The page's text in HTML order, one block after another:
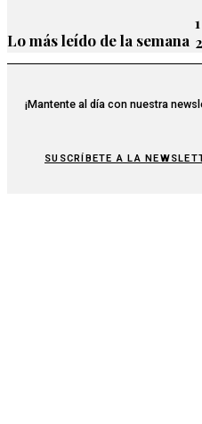
Lo más leído de la semana
1
2
¡Mantente al día con nuestra
SUSCRÍBETE A LA